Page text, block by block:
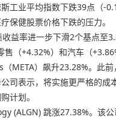
工业平均指数下跌39点（-
保健股票价格下跌的压力。
益率进一步下滑2个基点至
售（+4.32%）和汽车（
META）飙升23.28%。此前
司表示，将实施更严格的成
计划。
(ALGN) 跳涨27.38%。该